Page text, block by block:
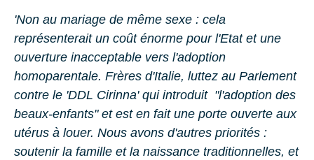
'Non au mariage de même sexe : cela
représenterait un coût énorme pour l'Etat et une
ouverture inacceptable vers l'adoption
homoparentale. Frères d'Italie, luttez au Parlement
contre le 'DDL Cirinna' qui introduit "l'adoption des
beaux-enfants" et est en fait une porte ouverte aux
utérus à louer. Nous avons d'autres priorités :
soutenir la famille et la naissance traditionnelles, et